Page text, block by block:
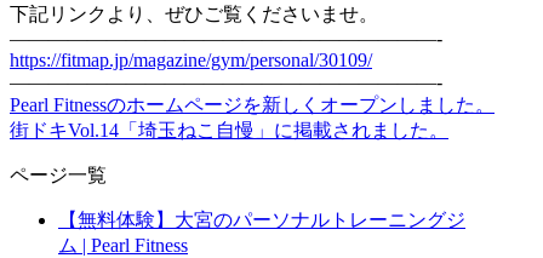
下記リンクより、ぜひご覧くださいませ。
——————————————————————-
https://fitmap.jp/magazine/gym/personal/30109/
——————————————————————-
Pearl Fitnessのホームページを新しくオープンしました。
街ドキVol.14「埼玉ねこ自慢」に掲載されました。
ページ一覧
【無料体験】大宮のパーソナルトレーニングジ
ム | Pearl Fitness